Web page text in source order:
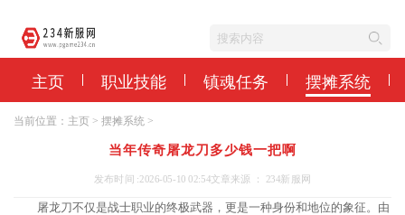
主页 职业技能 镇魂任务 摆摊系统
当前位置： 主页 > 摆摊系统 >
当年传奇屠龙刀多少钱一把啊
发布时间 :2026-05-10 02:54文章来源 ： 234新服网
屠龙刀不仅是战士职业的终极武器，更是一种身份和地位的象征。由